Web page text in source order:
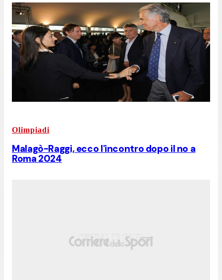
Olimpiadi
Malagò-Raggi, ecco l'incontro dopo il no a
Roma 2024